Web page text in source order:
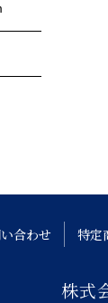
合わせ 特定
株式